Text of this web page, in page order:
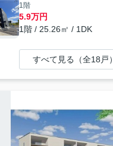
1階
5.9万円
1階 / 25.26㎡ / 1DK
すべて見る（全18戸）